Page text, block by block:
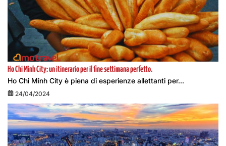
Ho Chi Minh City: un itinerario per il fine settimana perfetto.
Ho Chi Minh City è piena di esperienze allettanti per...
24/04/2024